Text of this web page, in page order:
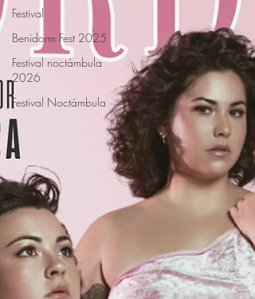
Festival
Benidorm Fest 2025
Festival noctámbula
2026
Festival Noctámbula